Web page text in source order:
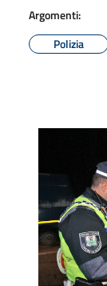
Argomenti:
Polizia